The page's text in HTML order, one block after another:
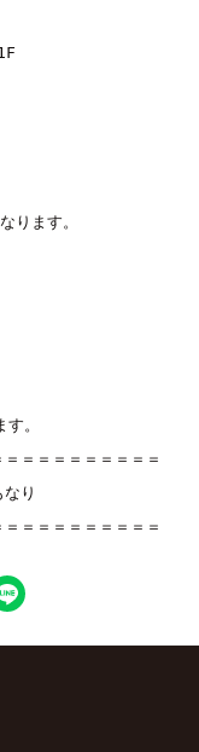
ります。
。
＝＝＝＝＝＝＝＝＝
り
＝＝＝＝＝＝＝＝＝